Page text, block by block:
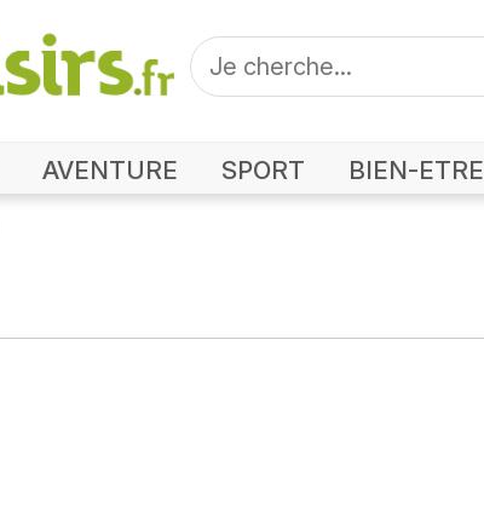
AVENTURE SPORT BIEN-ETRE